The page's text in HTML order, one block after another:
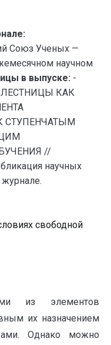
Союз Ученых —
научном
в выпуске: -
ЛЕСТНИЦЫ КАК
СТУПЕНЧАТЫМ
//
научных
свободной
из элементов
их назначением
Однако можно